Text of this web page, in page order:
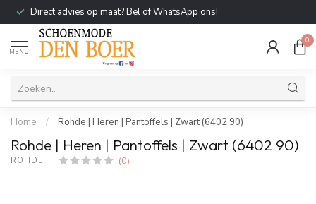
Direct advies op maat? Bel of WhatsApp ons!
MENU
0
Home / Rohde | Heren | Pantoffels | Zwart (6402 90)
Rohde | Heren | Pantoffels | Zwart (6402 90)
ROHDE (0)